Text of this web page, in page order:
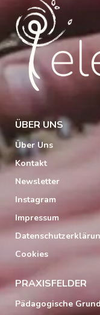
ÜBER UNS
Über Uns
Kontakt
Newsletter
Instagram
Impressum
Cookies
PRAXISFELDER
Pädagogische